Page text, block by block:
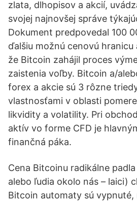
zlata, dlhopisov a akcií,
svojej najnovšej správe
Dokument predpovedal 100
ďalšiu možnú cenovú
že Bitcoin zahájil proces
zaistenia voľby. Bitcoin a/
forex a akcie sú 3 rôzne
vlastnosťami v oblasti
likvidity a volatility. Pri
aktív vo forme CFD je
finančná páka.
Cena Bitcoinu radikálne
alebo ľudia okolo nás – laici)
Bitcoin automaty sú vypnuté,